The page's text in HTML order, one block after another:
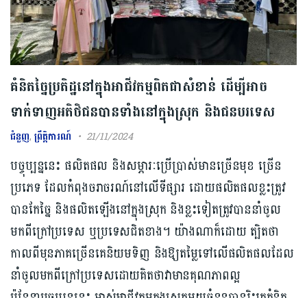
គំនិតច្នៃប្រតិដ្ឋនៅក្នុងអាជីវកម្មពិតជាសំខាន់ ដើម្បីអាច
ទាក់ទាញអតិថិជនបានទាំងនៅក្នុងស្រុក និងជនបរទេស
ជំនួញ,ព្រឹត្តិការណ៍ 21/11/2024
បច្ចុប្បន្ននេះ ផលិតផល និងសម្ភារៈប្រើប្រាស់មានច្រើនមុខ ច្រើន
ប្រភេទ ដែលកំពុងចរាចរណ៍នៅលើទីផ្សារ ដោយផលិតផលខ្លះត្រូវ
បានកែច្នៃ និងផលិតឡើងនៅក្នុងស្រុក និងខ្លះទៀតត្រូវបាននាំចូល
មកពីក្រៅប្រទេស ឬប្រទេសជិតខាង។ យ៉ាងណាក៏ដោយ ត្បិតថា
កាលពីមុនភាគច្រើនគេនិយមទិញ និងឱ្យតម្លៃទៅលើផលិតផលដែល
នាំចូលមកពីក្រៅប្រទេសដោយគិតថាវាមានគុណភាពល្អ